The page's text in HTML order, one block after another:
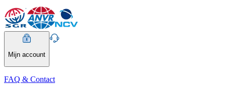
Mijn account
FAQ & Contact